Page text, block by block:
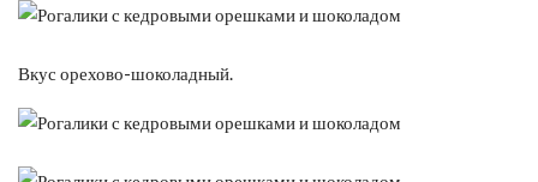
Вкус орехово-шоколадный.